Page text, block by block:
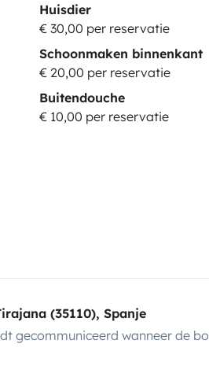
Huisdier
€ 30,00 per reservatie
Schoonmaken binnenkant
€ 20,00 per reservatie
Buitendouche
€ 10,00 per reservatie
(35110), Spanje
gecommuniceerd wanneer de